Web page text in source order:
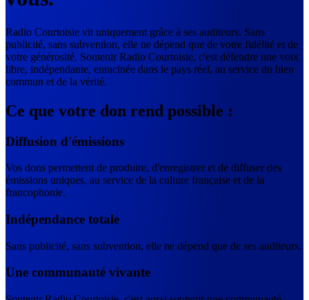
Radio Courtoisie vit uniquement grâce à ses auditeurs. Sans
publicité, sans subvention, elle ne dépend que de votre fidélité et de
votre générosité. Soutenir Radio Courtoisie, c'est défendre une voix
libre, indépendante, enracinée dans le pays réel, au service du bien
commun et de la vérité.
Ce que votre don rend possible :
Diffusion d'émissions
Vos dons permettent de produire, d'enregistrer et de diffuser des
émissions uniques, au service de la culture française et de la
francophonie.
Indépendance totale
Sans publicité, sans subvention, elle ne dépend que de ses auditeurs.
Une communauté vivante